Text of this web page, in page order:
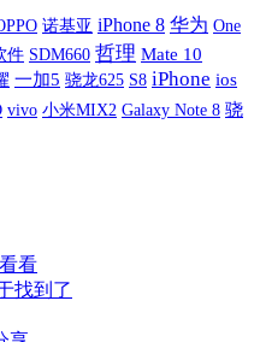
诺基亚 iPhone 8 华为 One
件 SDM660 哲理 Mate 10
一加5 骁龙625 S8 iPhone ios
vivo 小米MIX2 Galaxy Note 8 骁
看看
找到了